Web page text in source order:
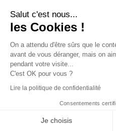
Salut c'est nous...
les Cookies !
On a attendu d'être sûrs que le
avant de vous déranger, mais on
pendant votre visite...
C'est OK pour vous ?
Lire la politique de confidentialité
Consentements
Je choisis